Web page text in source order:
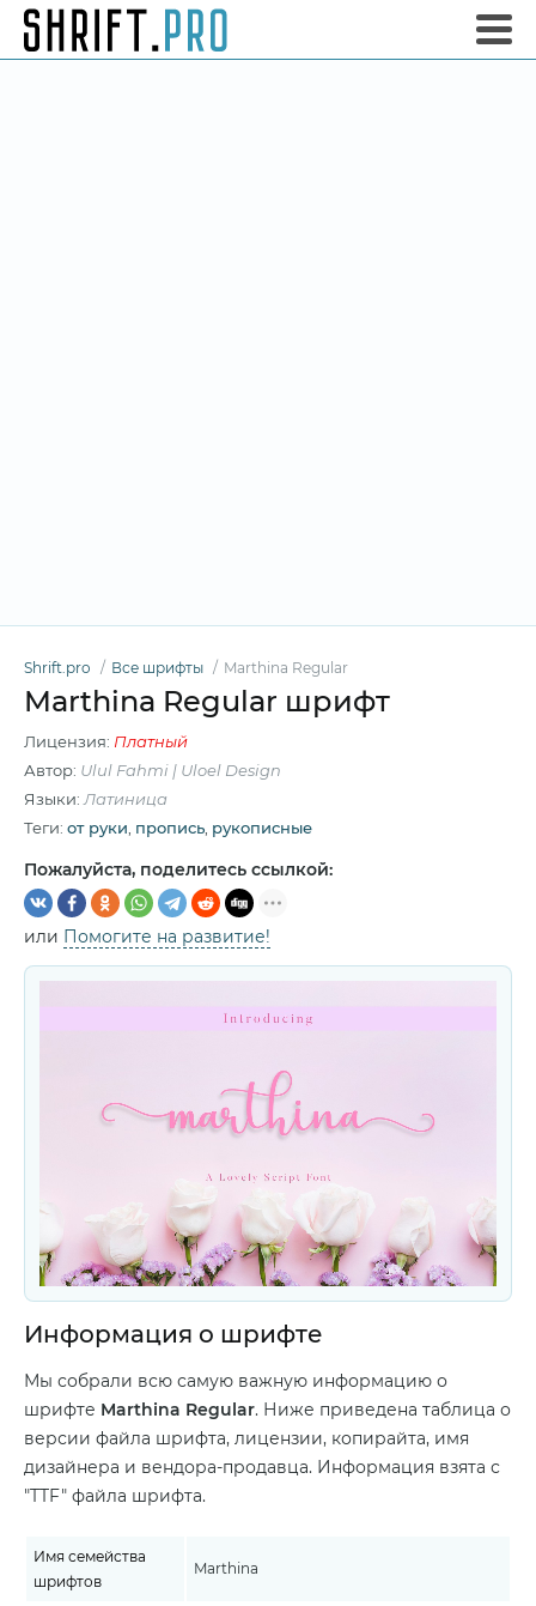
Shrift.pro Все шрифты Marthina Regular
Marthina Regular шрифт
Лицензия: Платный
Автор: Ulul Fahmi | Uloel Design
Языки: Латиница
Теги: от руки пропись рукописные
Пожалуйста, поделитесь ссылкой:
или Помогите на развитие!
Информация о шрифте
Мы собрали всю самую важную информацию о
шрифте Marthina Regular. Ниже приведена таблица о
версии файла шрифта, лицензии, копирайта, имя
дизайнера и вендора-продавца. Информация взята с
"TTF" файла шрифта.
Имя семейства
шрифтов
Marthina